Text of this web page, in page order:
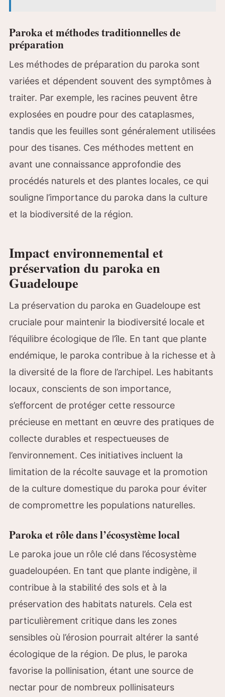
Paroka et méthodes traditionnelles de
préparation
Les méthodes de préparation du paroka sont
variées et dépendent souvent des symptômes à
traiter. Par exemple, les racines peuvent être
explosées en poudre pour des cataplasmes,
tandis que les feuilles sont généralement utilisées
pour des tisanes. Ces méthodes mettent en
avant une connaissance approfondie des
procédés naturels et des plantes locales, ce qui
souligne l’importance du paroka dans la culture
et la biodiversité de la région.
Impact environnemental et
préservation du paroka en
Guadeloupe
La préservation du paroka en Guadeloupe est
cruciale pour maintenir la biodiversité locale et
l’équilibre écologique de l’île. En tant que plante
endémique, le paroka contribue à la richesse et à
la diversité de la flore de l’archipel. Les habitants
locaux, conscients de son importance,
s’efforcent de protéger cette ressource
précieuse en mettant en œuvre des pratiques de
collecte durables et respectueuses de
l’environnement. Ces initiatives incluent la
limitation de la récolte sauvage et la promotion
de la culture domestique du paroka pour éviter
de compromettre les populations naturelles.
Paroka et rôle dans l’écosystème local
Le paroka joue un rôle clé dans l’écosystème
guadeloupéen. En tant que plante indigène, il
contribue à la stabilité des sols et à la
préservation des habitats naturels. Cela est
particulièrement critique dans les zones
sensibles où l’érosion pourrait altérer la santé
écologique de la région. De plus, le paroka
favorise la pollinisation, étant une source de
nectar pour de nombreux pollinisateurs